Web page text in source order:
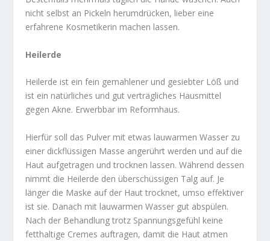
nicht selbst an Pickeln herumdrücken, lieber eine
erfahrene Kosmetikerin machen lassen.
Heilerde
Heilerde ist ein fein gemahlener und gesiebter Löß und
ist ein natürliches und gut verträgliches Hausmittel
gegen Akne. Erwerbbar im Reformhaus.
Hierfür soll das Pulver mit etwas lauwarmen Wasser zu
einer dickflüssigen Masse angerührt werden und auf die
Haut aufgetragen und trocknen lassen. Während dessen
nimmt die Heilerde den überschüssigen Talg auf. Je
länger die Maske auf der Haut trocknet, umso effektiver
ist sie. Danach mit lauwarmen Wasser gut abspülen.
Nach der Behandlung trotz Spannungsgefühl keine
fetthaltige Cremes auftragen, damit die Haut atmen